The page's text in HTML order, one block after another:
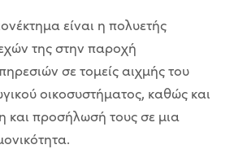
είναι η πολυετής
της στην παροχή
σε τομείς αιχμής του
οικοσυστήματος, καθώς και
και προσήλωσή τους σε μια